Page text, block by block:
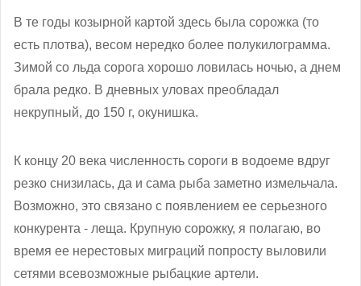
В те годы козырной картой здесь была сорожка (то
есть плотва), весом нередко более полукилограмма.
Зимой со льда сорога хорошо ловилась ночью, а днем
брала редко. В дневных уловах преобладал
некрупный, до 150 г, окунишка.
К концу 20 века численность сороги в водоеме вдруг
резко снизилась, да и сама рыба заметно измельчала.
Возможно, это связано с появлением ее серьезного
конкурента - леща. Крупную сорожку, я полагаю, во
время ее нерестовых миграций попросту выловили
сетями всевозможные рыбацкие артели.